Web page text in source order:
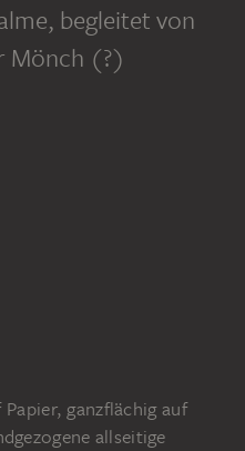
begleitet von
Mönch (?)
ganzflächig auf
allseitige